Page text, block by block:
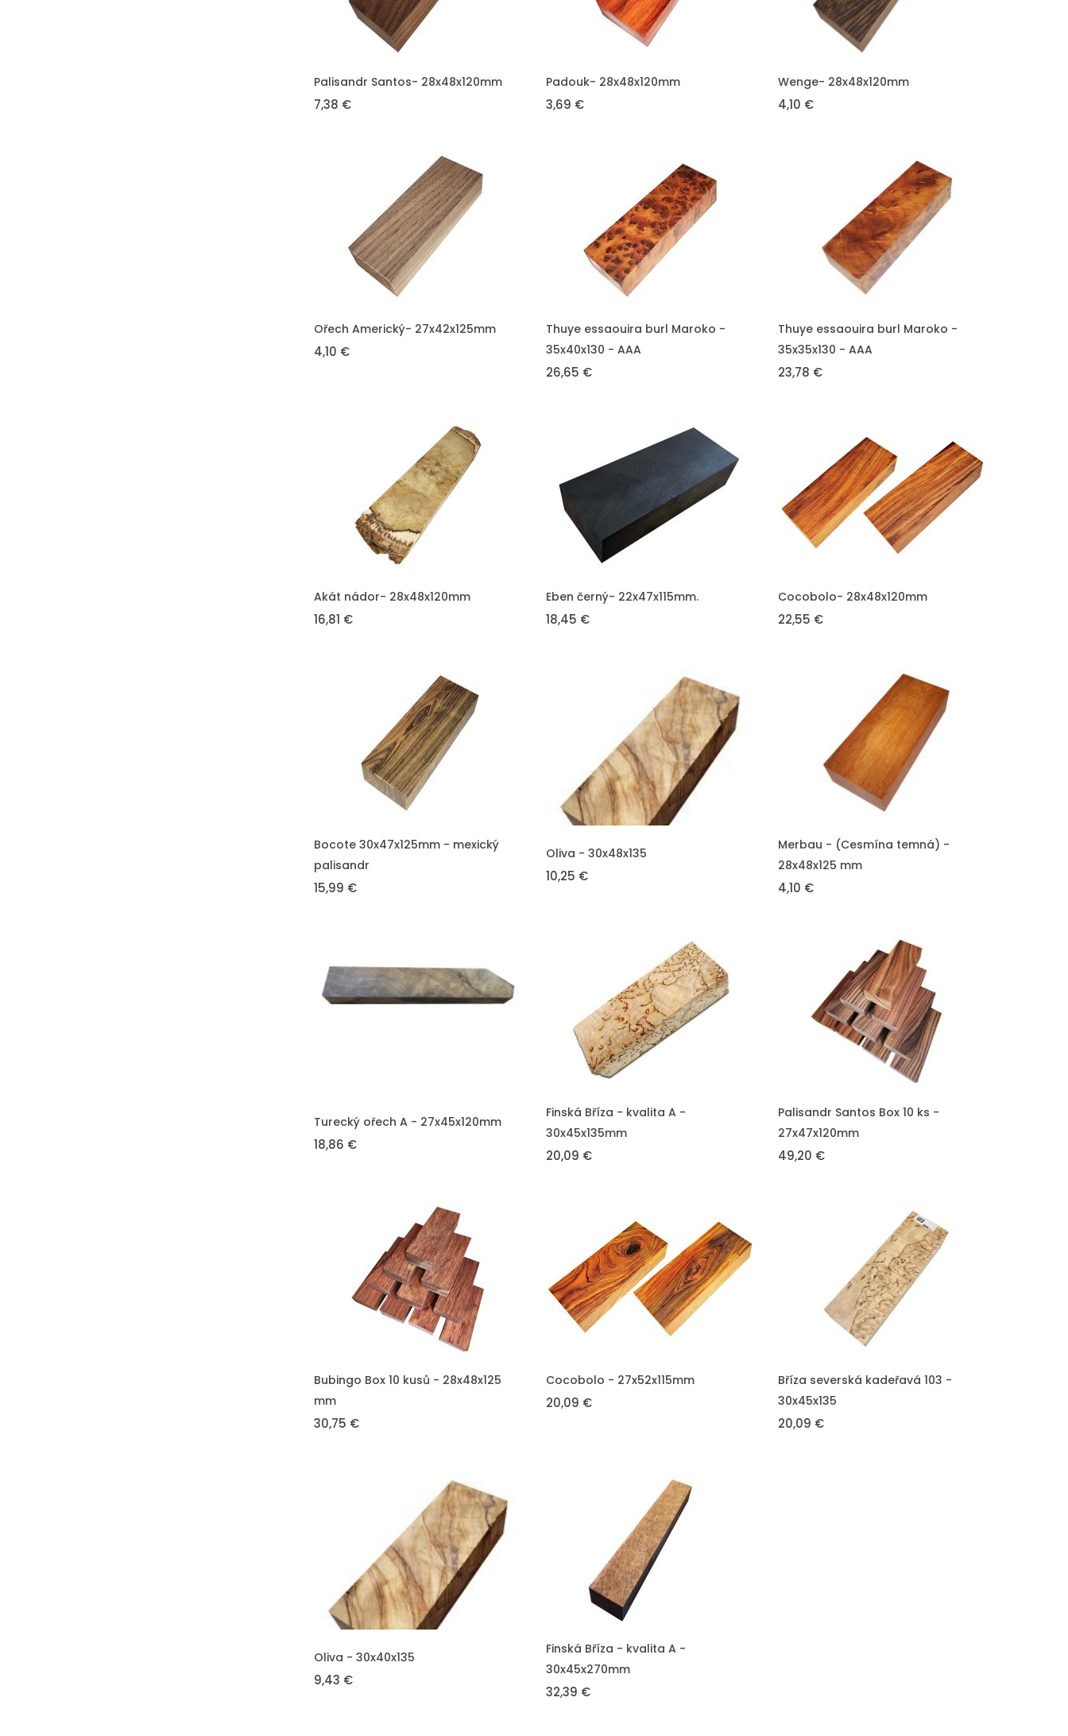
VLOŽIT DO KOŠÍKU
Palisandr Santos- 28x48x120mm
7,38 €
VLOŽIT DO KOŠÍKU
Padouk- 28x48x120mm
3,69 €
VLOŽIT DO KOŠÍKU
Wenge- 28x48x120mm
4,10 €
VLOŽIT DO KOŠÍKU
Ořech Americký- 27x42x125mm
4,10 €
VLOŽIT DO KOŠÍKU
Thuye essaouira burl Maroko -
35x40x130 - AAA
26,65 €
VLOŽIT DO KOŠÍKU
Thuye essaouira burl Maroko -
35x35x130 - AAA
23,78 €
VLOŽIT DO KOŠÍKU
Akát nádor- 28x48x120mm
16,81 €
VLOŽIT DO KOŠÍKU
Eben černý- 22x47x115mm.
18,45 €
VLOŽIT DO KOŠÍKU
Cocobolo- 28x48x120mm
22,55 €
VLOŽIT DO KOŠÍKU
Bocote 30x47x125mm - mexický
palisandr
15,99 €
VLOŽIT DO KOŠÍKU
Oliva - 30x48x135
10,25 €
VLOŽIT DO KOŠÍKU
Merbau - (Cesmína temná) -
28x48x125 mm
4,10 €
VLOŽIT DO KOŠÍKU
Turecký ořech A - 27x45x120mm
18,86 €
VLOŽIT DO KOŠÍKU
Finská Bříza - kvalita A -
30x45x135mm
20,09 €
VLOŽIT DO KOŠÍKU
Palisandr Santos Box 10 ks -
27x47x120mm
49,20 €
VLOŽIT DO KOŠÍKU
Bubingo Box 10 kusů - 28x48x125
mm
30,75 €
VLOŽIT DO KOŠÍKU
Cocobolo - 27x52x115mm
20,09 €
VLOŽIT DO KOŠÍKU
Bříza severská kadeřavá 103 -
30x45x135
20,09 €
VLOŽIT DO KOŠÍKU
Oliva - 30x40x135
9,43 €
VLOŽIT DO KOŠÍKU
Finská Bříza - kvalita A -
30x45x270mm
32,39 €